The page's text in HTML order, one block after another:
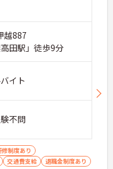
越887
田駅」徒歩9分
イト
不問
修制度あり
交通費支給 退職金制度あり